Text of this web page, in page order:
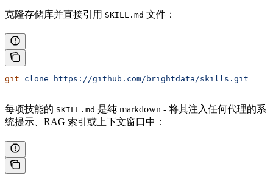
克隆存储库并直接引用 SKILL.md 文件：
git clone https://github.com/brightdata/skills.git
每项技能的 SKILL.md 是纯 markdown - 将其注入任何代理的系
统提示、RAG 索引或上下文窗口中：